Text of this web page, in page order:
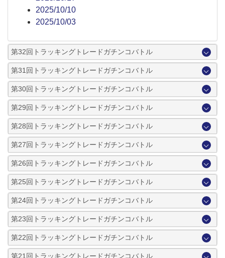
2025/10/10
2025/10/03
第32回トラッキングトレードガチンコバトル
第31回トラッキングトレードガチンコバトル
第30回トラッキングトレードガチンコバトル
第29回トラッキングトレードガチンコバトル
第28回トラッキングトレードガチンコバトル
第27回トラッキングトレードガチンコバトル
第26回トラッキングトレードガチンコバトル
第25回トラッキングトレードガチンコバトル
第24回トラッキングトレードガチンコバトル
第23回トラッキングトレードガチンコバトル
第22回トラッキングトレードガチンコバトル
第21回トラッキングトレードガチンコバトル